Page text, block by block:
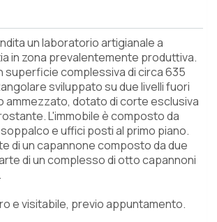
un laboratorio artigianale a
in zona prevalentemente produttiva.
superficie complessiva di circa 635
sviluppato su due livelli fuori
ammezzato, dotato di corte esclusiva
L'immobile è composto da
e uffici posti al primo piano.
di un capannone composto da due
di un complesso di otto capannoni
e visitabile, previo appuntamento.